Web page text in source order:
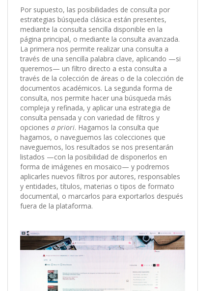
Por supuesto, las posibilidades de consulta por
estrategias búsqueda clásica están presentes,
mediante la consulta sencilla disponible en la
página principal, o mediante la consulta avanzada.
La primera nos permite realizar una consulta a
través de una sencilla palabra clave, aplicando —si
queremos— un filtro directo a esta consulta a
través de la colección de áreas o de la colección de
documentos académicos. La segunda forma de
consulta, nos permite hacer una búsqueda más
compleja y refinada, y aplicar una estrategia de
consulta pensada y con variedad de filtros y
opciones a priori. Hagamos la consulta que
hagamos, o naveguemos las colecciones que
naveguemos, los resultados se nos presentarán
listados —con la posibilidad de disponerlos en
forma de imágenes en mosaico— y podremos
aplicarles nuevos filtros por autores, responsables
y entidades, títulos, materias o tipos de formato
documental, o marcarlos para exportarlos después
fuera de la plataforma.